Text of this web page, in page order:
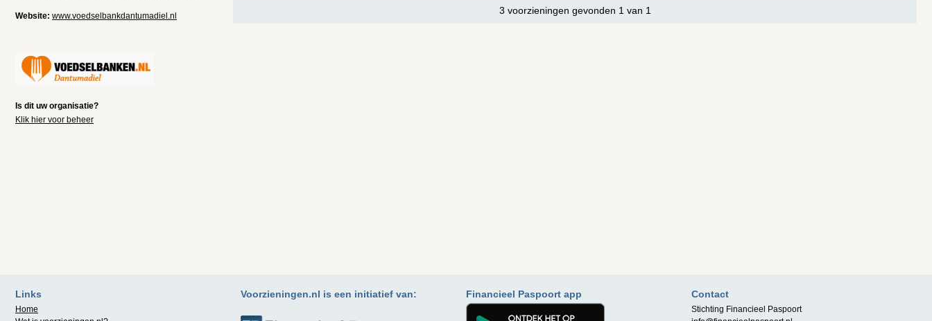
Website: www.voedselbankdantumadiel.nl
Is dit uw organisatie?
Klik hier voor beheer
3 voorzieningen gevonden 1 van 1
Links
Home
Voorzieningen.nl is een initiatief van: Financieel Paspoort app Contact
Stichting Financieel Paspoort